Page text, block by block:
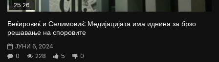
25:26
Беќировиќ и Селимовиќ: Медијацијата има иднина за брзо
решавање на споровите
ЈУНИ 6, 2024
0
228 5 0